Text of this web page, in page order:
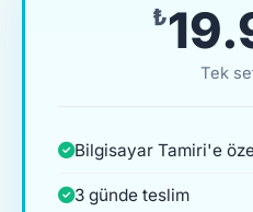
Tek
Bilgisayar Tamiri'e
3 günde teslim